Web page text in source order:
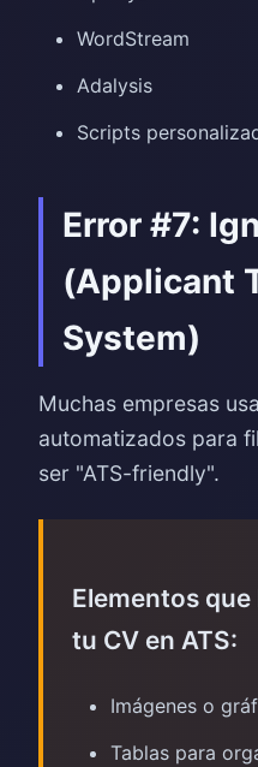
WordStream
Adalysis
Scripts
Error #7:
(Applicant
System)
Muchas empresas
automatizados para
ser "ATS-friendly".
Elementos
tu CV en ATS:
Imágenes o
Tablas para